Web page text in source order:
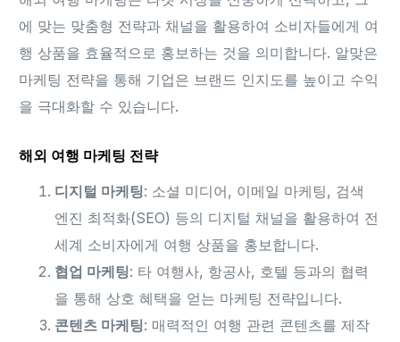
에 맞는 맞춤형 전략과 채널을 활용하여 소비자들에게 여
행 상품을 효율적으로 홍보하는 것을 의미합니다. 알맞은
마케팅 전략을 통해 기업은 브랜드 인지도를 높이고 수익
을 극대화할 수 있습니다.
해외 여행 마케팅 전략
디지털 마케팅: 소셜 미디어, 이메일 마케팅, 검색
엔진 최적화(SEO) 등의 디지털 채널을 활용하여 전
세계 소비자에게 여행 상품을 홍보합니다.
협업 마케팅: 타 여행사, 항공사, 호텔 등과의 협력
을 통해 상호 혜택을 얻는 마케팅 전략입니다.
콘텐츠 마케팅: 매력적인 여행 관련 콘텐츠를 제작